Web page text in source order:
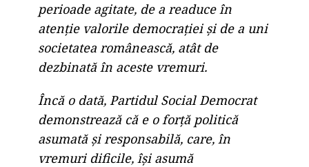
perioade agitate, de a readuce în
atenție valorile democrației și de a uni
societatea românească, atât de
dezbinată în aceste vremuri.
Încă o dată, Partidul Social Democrat
demonstrează că e o forță politică
asumată și responsabilă, care, în
vremuri dificile, își asumă